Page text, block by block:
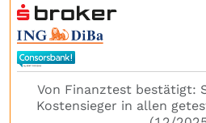
Von Finanztest bestätigt:
Kostensieger in allen